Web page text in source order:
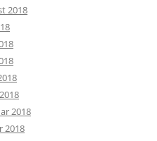
2018
2018
2018